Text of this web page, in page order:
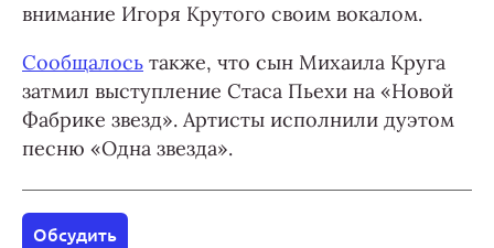
внимание Игоря Крутого своим вокалом.
Сообщалось также, что сын Михаила Круга
затмил выступление Стаса Пьехи на «Новой
Фабрике звезд». Артисты исполнили дуэтом
песню «Одна звезда».
Обсудить